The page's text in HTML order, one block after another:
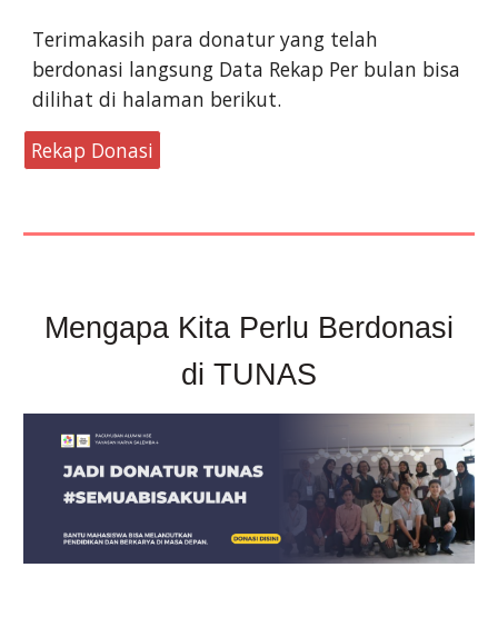
Terimakasih para donatur yang telah
berdonasi langsung Data Rekap Per bulan bisa
dilihat di halaman berikut.
Rekap Donasi
Mengapa Kita Perlu Berdonasi
di TUNAS